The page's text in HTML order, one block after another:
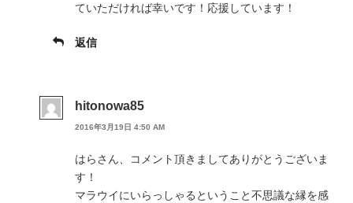
ていただければ幸いです！応援しています！
返信
hitonowa85
2016年3月19日 4:50 AM
はらさん、コメント頂きましてありがとうございま
す！
マラウイにいらっしゃるということ不思議な縁を感